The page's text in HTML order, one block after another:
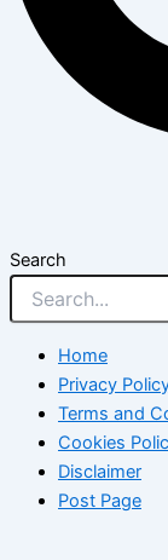
Search
Home
Privacy
Terms and
Cookies
Disclaimer
Post Page